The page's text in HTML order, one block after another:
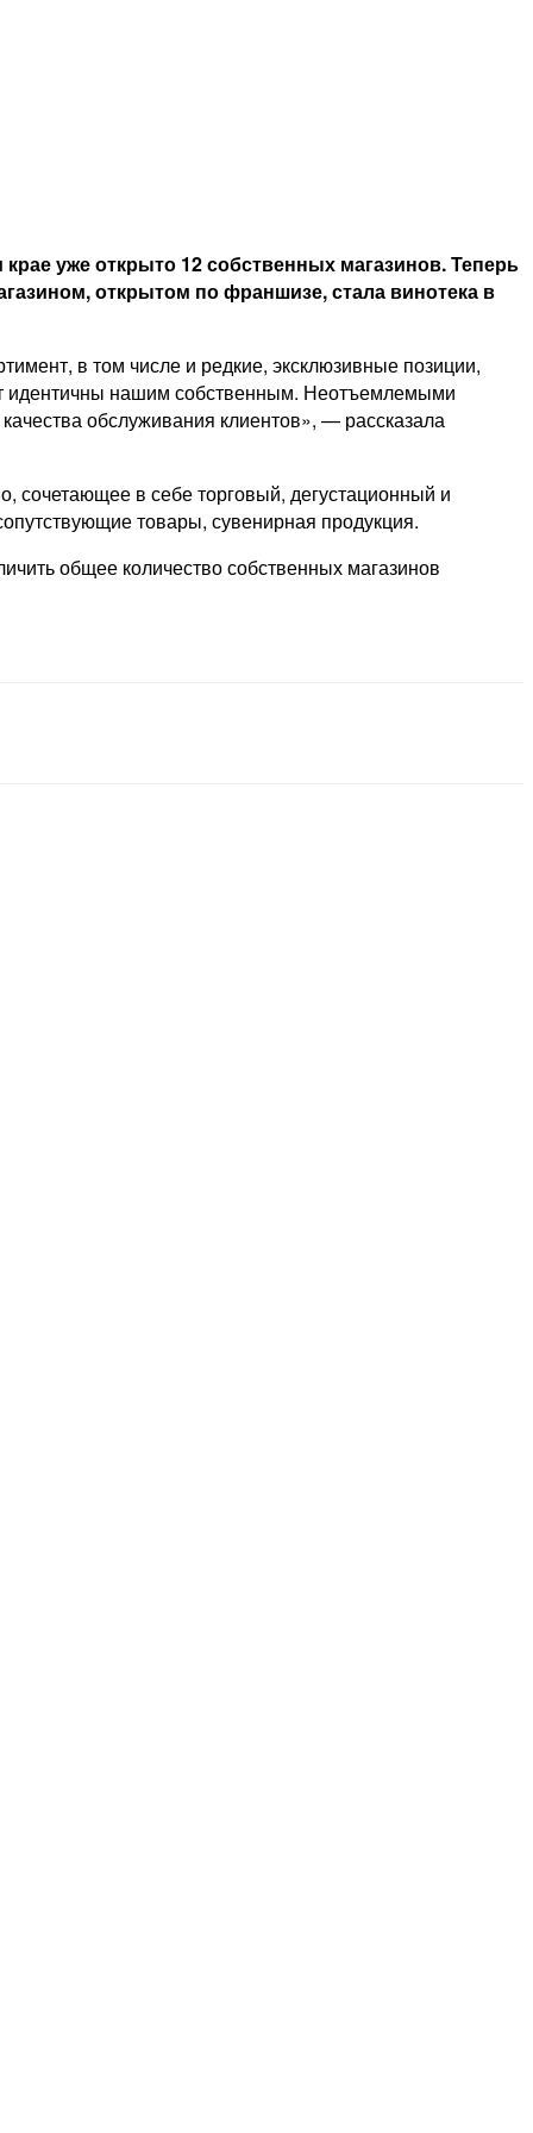
уже открыто 12 собственных магазинов. Теперь
открытом по франшизе, стала винотека в
в том числе и редкие, эксклюзивные позиции,
идентичны нашим собственным. Неотъемлемыми
обслуживания клиентов», — рассказала
сочетающее в себе торговый, дегустационный и
товары, сувенирная продукция.
общее количество собственных магазинов